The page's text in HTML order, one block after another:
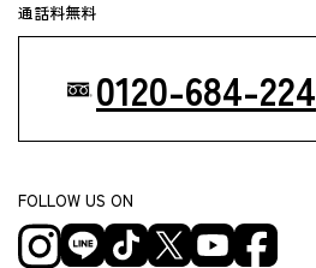
通話料無料
0120-684-224
FOLLOW US ON